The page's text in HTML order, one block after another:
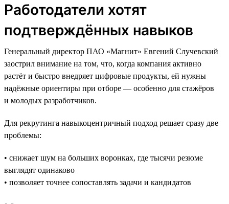
Работодатели хотят
подтверждённых навыков
Генеральный директор ПАО «Магнит» Евгений Случевский
заострил внимание на том, что, когда компания активно
растёт и быстро внедряет цифровые продукты, ей нужны
надёжные ориентиры при отборе — особенно для стажёров
и молодых разработчиков.
Для рекрутинга навыкоцентричный подход решает сразу две
проблемы:
• снижает шум на больших воронках, где тысячи резюме
выглядят одинаково
• позволяет точнее сопоставлять задачи и кандидатов